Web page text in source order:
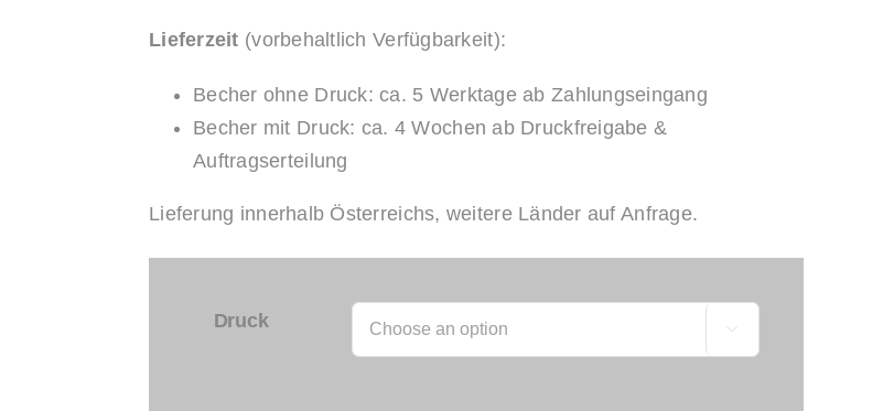
Lieferzeit (vorbehaltlich Verfügbarkeit):
Becher ohne Druck: ca. 5 Werktage ab Zahlungseingang
Becher mit Druck: ca. 4 Wochen ab Druckfreigabe &
Auftragserteilung
Lieferung innerhalb Österreichs, weitere Länder auf Anfrage.
Druck 